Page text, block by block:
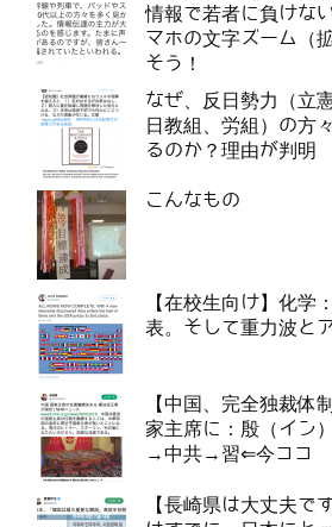
情報で若者に負けな
マホの文字ズーム（
そう！
なぜ、反日勢力（立
日教組、労組）の方
るのか？理由が判明
こんなもの
【在校生向け】化学
表。そして重力波と
【中国、完全独裁体
家主席に：殷（イ
→中共→習⇐今ココ
【長崎県は大丈夫で